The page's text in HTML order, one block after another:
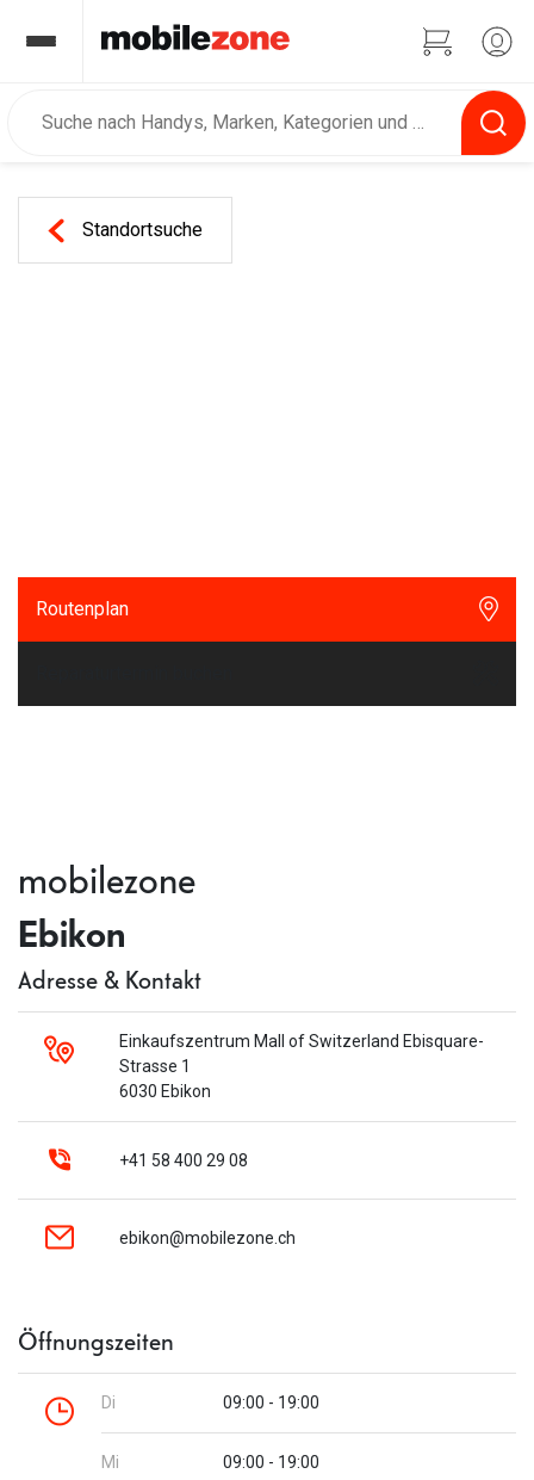
Standortsuche
Routenplan
mobilezone
Ebikon
Adresse & Kontakt
Einkaufszentrum Mall of Switzerland Ebisquare-
Strasse 1
6030 Ebikon
+41 58 400 29 08
ebikon@mobilezone.ch
Öffnungszeiten
Di 09:00 - 19:00
Mi 09:00 - 19:00